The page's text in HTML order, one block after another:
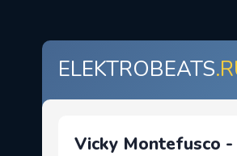
ELEKTROBEATS
Vicky Montefusco -